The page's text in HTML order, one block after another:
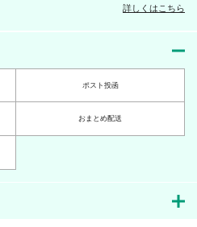
詳しくはこちら
ポスト投函
おまとめ配送